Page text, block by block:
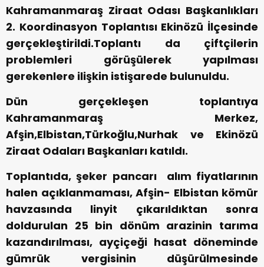
Kahramanmaraş Ziraat Odası Başkanlıkları
2. Koordinasyon Toplantısı Ekinözü İlçesinde
gerçekleştirildi.Toplantı da çiftçilerin
problemleri görüşülerek yapılması
gerekenlere ilişkin istişarede bulunuldu.
Dün gerçekleşen toplantıya
Kahramanmaraş Merkez,
Afşin,Elbistan,Türkoğlu,Nurhak ve Ekinözü
Ziraat Odaları Başkanları katıldı.
Toplantıda, şeker pancarı alım fiyatlarının
halen açıklanmaması, Afşin- Elbistan kömür
havzasında linyit çıkarıldıktan sonra
doldurulan 25 bin dönüm arazinin tarıma
kazandırılması, ayçiçeği hasat döneminde
gümrük vergisinin düşürülmesinde